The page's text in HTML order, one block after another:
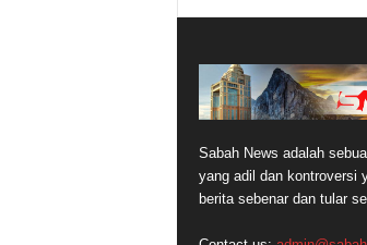
Sabah News adalah
yang adil dan kontroversi
berita sebenar dan tular